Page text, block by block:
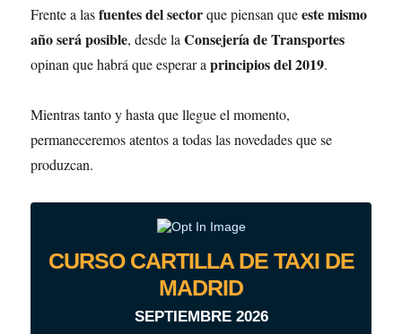
Frente a lasfuentes del sectorque piensan queeste mismo
año será posible, desde laConsejería de Transportes
opinan que habrá que esperar aprincipios del 2019.
Mientras tanto y hasta que llegue el momento,
permaneceremos atentos a todas las novedades que se
produzcan.
CURSO CARTILLA DE TAXI DE
MADRID
SEPTIEMBRE 2026